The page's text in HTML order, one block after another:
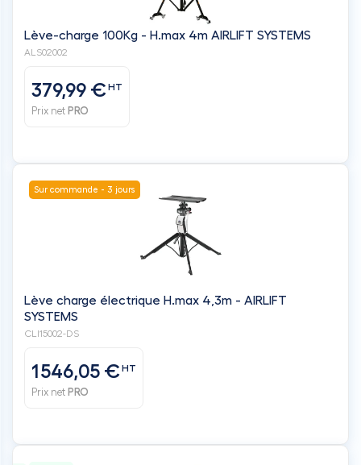
Lève-charge 100Kg - H.max 4m AIRLIFT SYSTEMS
ALS02002
379,99 €HT
Prix net PRO
Sur commande - 3 jours
Lève charge électrique H.max 4,3m - AIRLIFT
SYSTEMS
CLI15002-DS
1 546,05 €HT
Prix net PRO